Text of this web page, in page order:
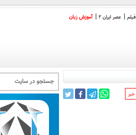
فیلم عصر ایران 2 آموزش زبان